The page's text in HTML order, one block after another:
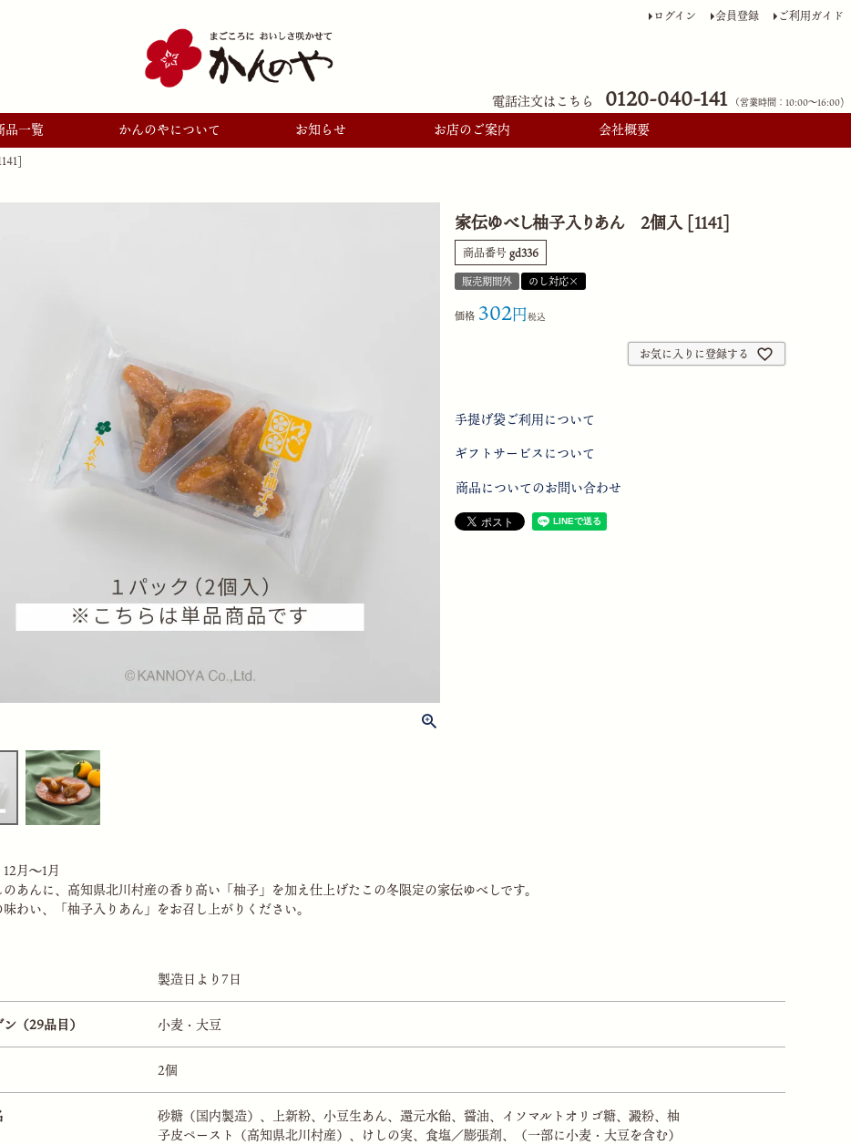
ログイン 会員登録 ご利用ガイド
電話注文はこちら 0120-040-141 （営業時間：10:00〜16:00)
品一覧 かんのやについて お知らせ お店のご案内 会社概要
家伝ゆべし柚子入りあん 2個入 [1141]
商品番号 gd336
販売期間外 のし対応×
価格 302 税込
お気に入りに登録する
手提げ袋ご利用について
ギフトサービスについて
商品についてのお問い合わせ
月～1月
あんに、高知県北川村産の香り高い「柚子」を加え仕上げたこの冬限定の家伝ゆべしです。
わい、「柚子入りあん」をお召し上がりください。
製造日より7日
（29品目） 小麦・大豆
2個
砂糖（国内製造）、上新粉、小豆生あん、還元水飴、醤油、イソマルトオリゴ糖、澱粉、柚
子皮ペースト（高知県北川村産）、けしの実、食塩／膨張剤、（一部に小麦・大豆を含む）